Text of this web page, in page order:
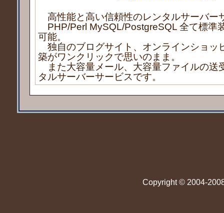
高性能と高い信頼性のレンタルサーバー
PHP/Perl MySQL/PostgreSQL 全て標準
可能。
独自のブログサイト、オンラインショッ
築がワンクリックで思いのまま。
また大容量メール、大容量ファイルの送
タルサーバーサービスです。
Copyright © 2004-